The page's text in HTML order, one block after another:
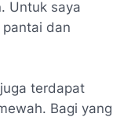
Untuk saya
dan
terdapat
Bagi yang